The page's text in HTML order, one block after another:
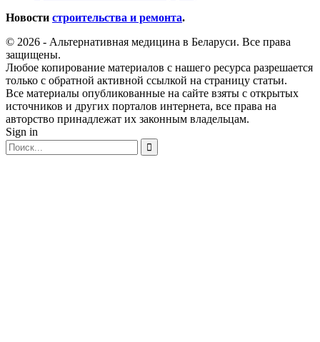
Новости строительства и ремонта.
© 2026 - Альтернативная медицина в Беларуси. Все права
защищены.
Любое копирование материалов с нашего ресурса разрешается
только с обратной активной ссылкой на страницу статьи.
Все материалы опубликованные на сайте взяты с открытых
источников и других порталов интернета, все права на
авторство принадлежат их законным владельцам.
Sign in